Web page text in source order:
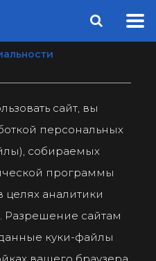
сайт, вы
персональных
собираемых
программы
целях аналитики
Разрешение сайтам
данные куки-файлы